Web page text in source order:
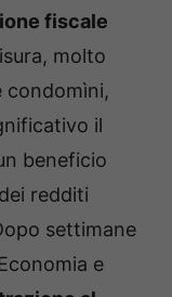
fiscale
molto
condomìni,
il
beneficio
redditi
settimane
e